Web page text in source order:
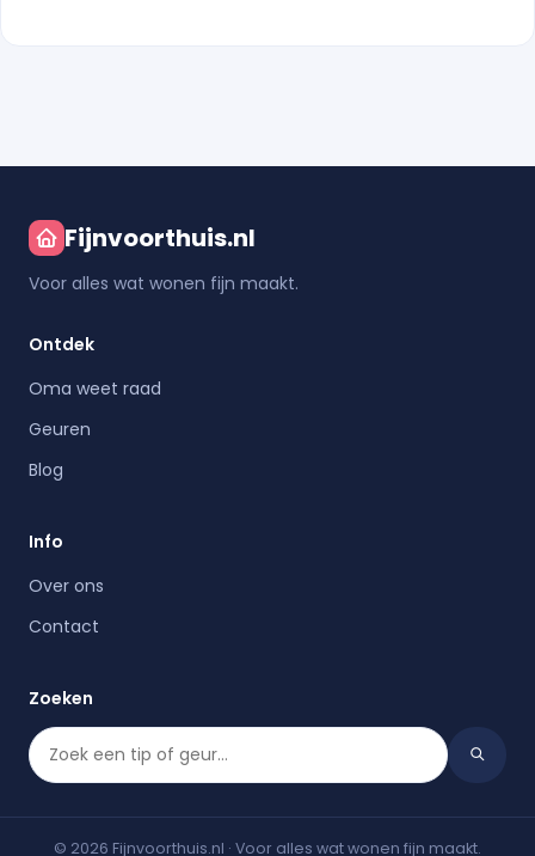
Fijnvoorthuis.nl
Voor alles wat wonen fijn maakt.
Ontdek
Oma weet raad
Geuren
Blog
Info
Over ons
Contact
Zoeken
© 2026 Fijnvoorthuis.nl · Voor alles wat wonen fijn maakt.